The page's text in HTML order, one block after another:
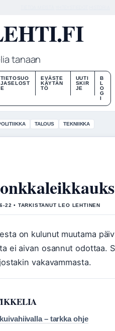
tanaan
TIETOSUO
JASELOST
E
EVÄSTE
KÄYTÄN
TÖ
UUTI
SKIR
JE
B
L
O
G
I
TALOUS TEKNIIKKA
22 • TARKISTANUT LEO LEHTINEN
on kulunut muutama
ei aivan osannut odottaa.
vakavammasta.
– tarkka ohje